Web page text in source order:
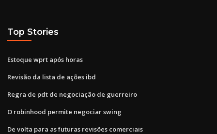
Top Stories
Estoque wprt após horas
Revisão da lista de ações ibd
Regra de pdt de negociação de guerreiro
O robinhood permite negociar swing
De volta para as futuras revisões comerciais